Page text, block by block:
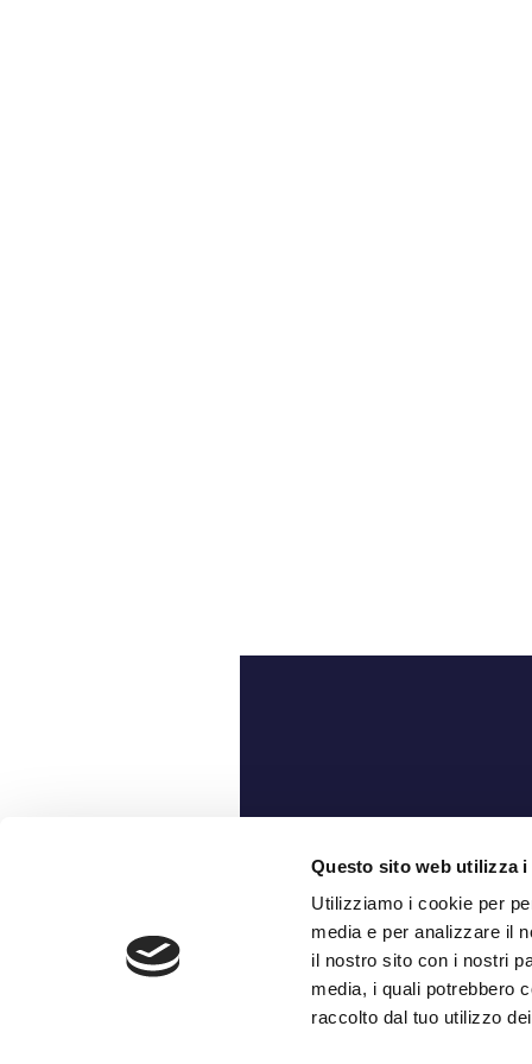
Questo sito web utilizza i
Utilizziamo i cookie per
media e per analizzare il
il nostro sito con i nostri
media, i quali potrebbero
raccolto dal tuo utilizzo